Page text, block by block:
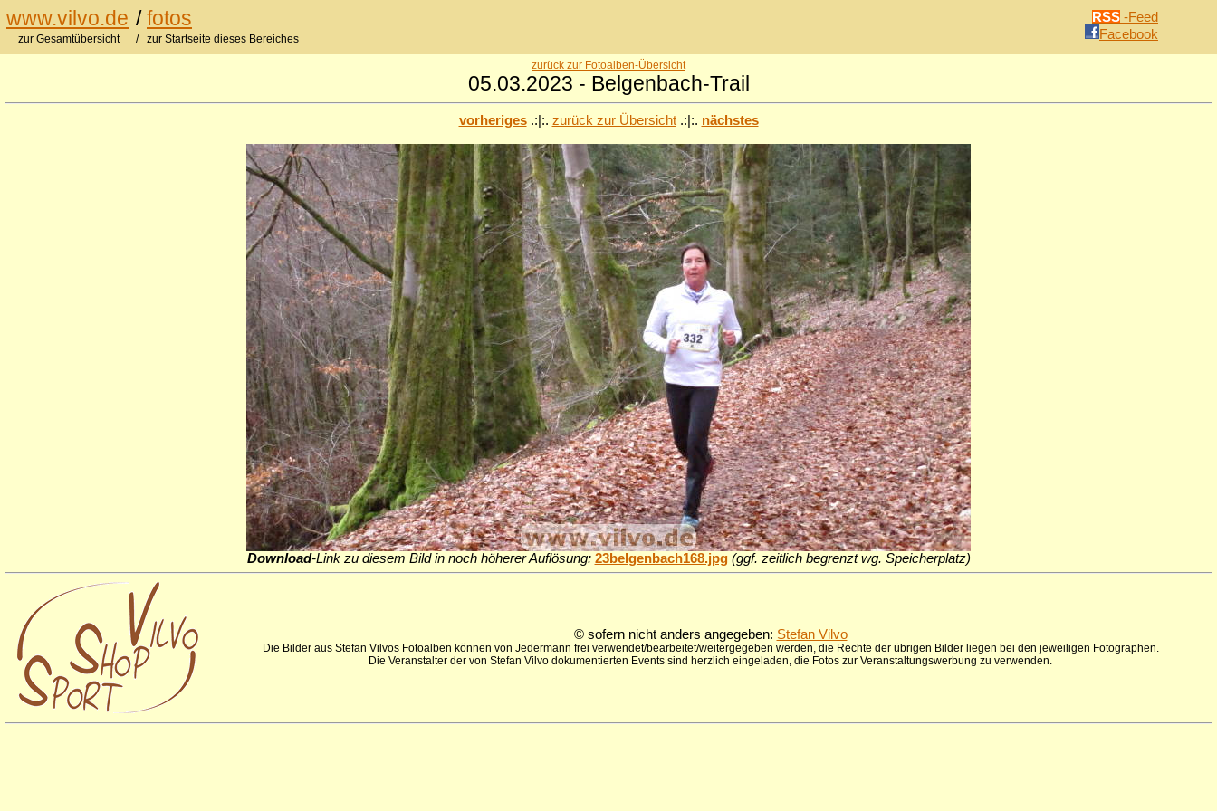
www.vilvo.de /fotos RSS -Feed
Facebook
zur Gesamtübersicht / zur Startseite dieses Bereiches
zurück zur Fotoalben-Übersicht
05.03.2023 - Belgenbach-Trail
vorheriges.:|:. zurück zur Übersicht.:|:. nächstes
Download-Link zu diesem Bild in noch höherer Auflösung: 23belgenbach168.jpg (ggf. zeitlich begrenzt wg. Speicherplatz)
© sofern nicht anders angegeben: Stefan Vilvo
Die Bilder aus Stefan Vilvos Fotoalben können von Jedermann frei verwendet/bearbeitet/weitergegeben werden, die Rechte der übrigen Bilder liegen bei den jeweiligen Fotographen.
Die Veranstalter der von Stefan Vilvo dokumentierten Events sind herzlich eingeladen, die Fotos zur Veranstaltungswerbung zu verwenden.